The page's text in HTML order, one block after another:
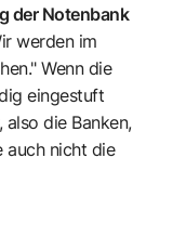
der Notenbank
werden im
Wenn die
eingestuft
die Banken,
auch nicht die